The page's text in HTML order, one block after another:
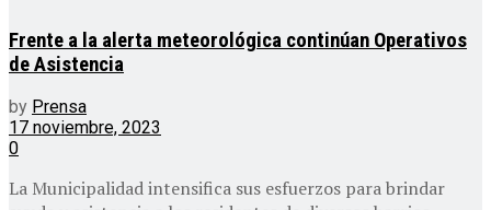
Frente a la alerta meteorológica continúan Operativos
de Asistencia
by Prensa
17 noviembre, 2023
0
La Municipalidad intensifica sus esfuerzos para brindar